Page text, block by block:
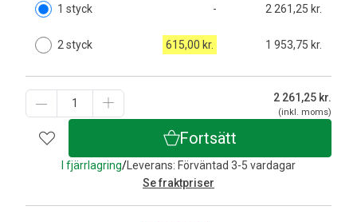
1 styck - 2 261,25 kr.
2 styck 615,00 kr. 1 953,75 kr.
2 261,25 kr.
(inkl. moms)
Fortsätt
I fjärrlagring/ Leverans: Förväntad 3-5 vardagar
Se fraktpriser